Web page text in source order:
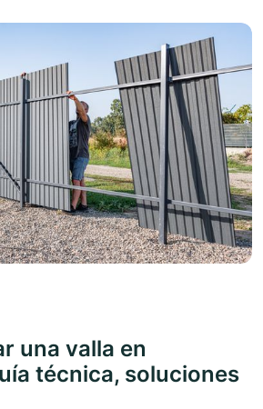
una valla en
técnica, soluciones